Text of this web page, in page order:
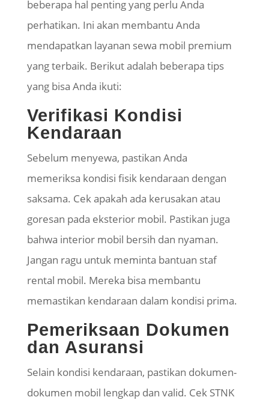
beberapa hal penting yang perlu Anda
perhatikan. Ini akan membantu Anda
mendapatkan layanan sewa mobil premium
yang terbaik. Berikut adalah beberapa tips
yang bisa Anda ikuti:
Verifikasi Kondisi
Kendaraan
Sebelum menyewa, pastikan Anda
memeriksa kondisi fisik kendaraan dengan
saksama. Cek apakah ada kerusakan atau
goresan pada eksterior mobil. Pastikan juga
bahwa interior mobil bersih dan nyaman.
Jangan ragu untuk meminta bantuan staf
rental mobil. Mereka bisa membantu
memastikan kendaraan dalam kondisi prima.
Pemeriksaan Dokumen
dan Asuransi
Selain kondisi kendaraan, pastikan dokumen-
dokumen mobil lengkap dan valid. Cek STNK